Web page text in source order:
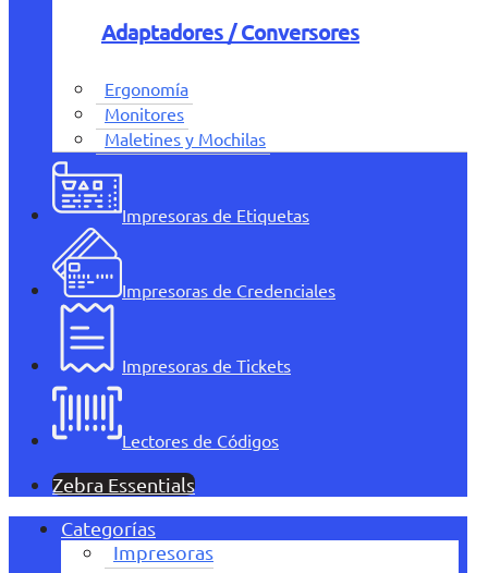
Adaptadores / Conversores
Ergonomía
Monitores
Maletines y Mochilas
Impresoras de Etiquetas
Impresoras de Credenciales
Impresoras de Tickets
Lectores de Códigos
Zebra Essentials
Categorías
Impresoras